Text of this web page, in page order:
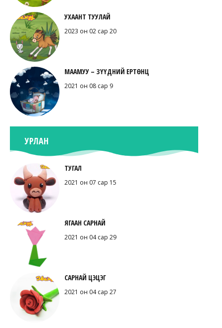
УХААНТ ТУУЛАЙ
2023 он 02 сар 20
МААМУУ – ЗҮҮДНИЙ ЕРТӨНЦ
2021 он 08 сар 9
УРЛАН
ТУГАЛ
2021 он 07 сар 15
ЯГААН САРНАЙ
2021 он 04 сар 29
САРНАЙ ЦЭЦЭГ
2021 он 04 сар 27